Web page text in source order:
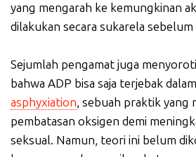
yang mengarah ke kemungkinan
dilakukan secara sukarela
Sejumlah pengamat juga
bahwa ADP bisa saja terjebak
asphyxiation, sebuah praktik yang
pembatasan oksigen demi
seksual. Namun, teori ini belum